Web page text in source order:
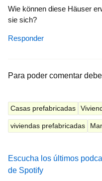
Wie können diese Häuser
sie sich?
Responder
Para poder comentar
Casas prefabricadas
viviendas prefabricadas
Escucha los últimos
de Spotify